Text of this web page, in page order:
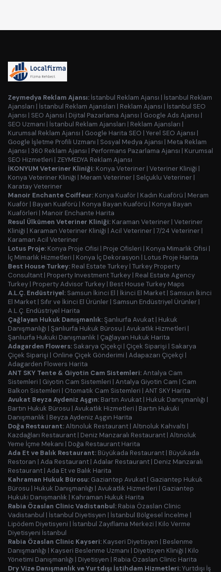
Zeymedya Reklam Ajansı: İstanbul Reklam Ajansı | İstanbul Reklam
Ajansları | İstanbul Reklam Ajansları | Reklam Ajansı | İstanbul SEO
Ajansı | SEO Ajansı | Dijital Pazarlama Ajansı | Google Ads Ajansı |
SEO Uzmanı | İstanbul Reklam Ajansları | Reklam Ajansları |
Kurumsal Reklam Ajansı | Google Harita SEO | Yerel SEO Ajansı |
Google İşletme Profili Uzmanı | Sosyal Medya Ajansı | Meta Reklam
Ajansı | 360 Reklam Ajansı | Performans Pazarlama Ajansı | Kurumsal
SEO Hizmetleri | ZEYMEDYA Reklam Ajansı
İKONYUM Veteriner Kliniği: Konya Veteriner | Veteriner Kliniği |
Konya Veteriner Kliniği | Meram Veteriner | Selçuklu Veteriner |
Karatay Veteriner
Manoir Enchante Coiffeur: Konya Kuaför | Kadın Kuaförü | Meram
Kuaför | Bayan Kuaförü | Konya Bayan Kuaförü | Konya Bayan
Kuaförleri | Manoir Enchante Harita
Resul Ülkümen Veteriner Kliniği: Karaman Veteriner | Veteriner
Kliniği | Karaman Veteriner Kliniği | Acil Veteriner | 7/24 Veteriner |
Karaman Acil Veteriner
Lotus Proje: Konya Proje Ofisi | Proje Ofisleri | Konya Mimarlık Ofisi |
İç Mimarlık Hizmetleri | Konya İç Dekorasyon | Lotus Proje Harita
Best House Turkey: Real Estate Turkey | Turkey Property
Consultant | Property Investment Turkey | Real Estate Agency
Turkey | Property Advisor Turkey | Best House Turkey Maps
A.L.Ç. Endüstriyel: Samsun İkinci El | İkinci El Market | Samsun İkinci
El Market | Sıfır ve İkinci El Ürünler | Samsun Endüstriyel Ürünler |
A.L.Ç. Endüstriyel Harita
Çağlayan Hukuk Danışmanlık:Şanlıurfa Avukat | Hukuk
Danışmanlığı | Şanlıurfa Hukuk Bürosu | Avukatlık Hizmetleri |
Şanlıurfa Hukuki Danışmanlık | Çağlayan Hukuk Harita
Adagarden Flowers: Sakarya Çiçekçi | Çiçek Siparişi | Sakarya
Çiçek Siparişi | Online Çiçek Gönderimi | Adapazarı Çiçekçi |
Adagarden Flowers Harita
ANT SKY Tente & Giyotin Cam Sistemleri:Antalya Cam
Sistemleri | Giyotin Cam Sistemleri | Antalya Giyotin Cam | Cam
Balkon Sistemleri | Otomatik Cam Sistemleri | ANT SKY Harita
Avukat Beyza Aydeniz Aşgın: Bartın Avukat | Hukuk Danışmanlığı |
Bartın Hukuk Bürosu | Avukatlık Hizmetleri | Bartın Hukuki
Danışmanlık | Beyza Aydeniz Aşgın Harita
Doğa Restaurant:Altınoluk Restaurant | Altınoluk Kahvaltı |
Kazdağları Restaurant | Deniz Manzaralı Restaurant | Altınoluk
Yeme İçme Mekanı | Doğa Restaurant Harita
Ada Et ve Balık Restaurant: Büyükada Restaurant | Büyükada
Restoran | Ada Restaurant | Adalar Restaurant | Deniz Manzaralı
Restaurant | Ada Et ve Balık Harita
Kahraman Hukuk Bürosu: Gaziantep Avukat | Gaziantep Hukuk
Bürosu | Hukuk Danışmanlığı | Avukatlık Hizmetleri | Gaziantep
Hukuki Danışmanlık | Kahraman Hukuk Harita
Rabia Özaslan Clinic Vadistanbul: Rabia Özaslan Clinic
Vadistanbul | İstanbul Diyetisyen | İstanbul Bölgesel İncelme |
Lipödem Diyetisyeni | İstanbul Zayıflama Merkezi | Kilo Verme
Diyetisyeni İstanbul
Rabia Özaslan Clinic Kayseri: Kayseri Diyetisyen | Beslenme
Danışmanlığı | Kayseri Beslenme Uzmanı | Diyetisyen Kliniği | Kilo
Yönetimi Danışmanlığı | Diyetisyen | Rabia Özaslan Clinic Harita
Dry Vize Danışmanlık ve Yurtdışı İstihdam Hizmetleri:Yurtdışı İş